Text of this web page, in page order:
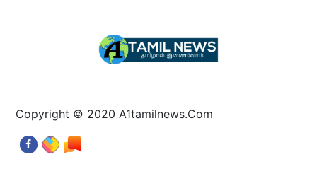
Copyright © 2020 A1tamilnews.Com